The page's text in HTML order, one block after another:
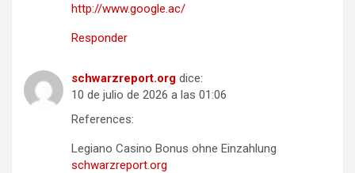
http://www.google.ac/
Responder
schwarzreport.org dice:
10 de julio de 2026 a las 01:06
References:
Legiano Casino Bonus ohne Einzahlung
schwarzreport.org